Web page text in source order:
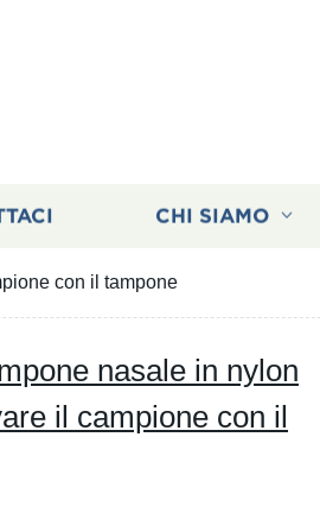
CHI SIAMO
con il tampone
nasale in nylon
il campione con il